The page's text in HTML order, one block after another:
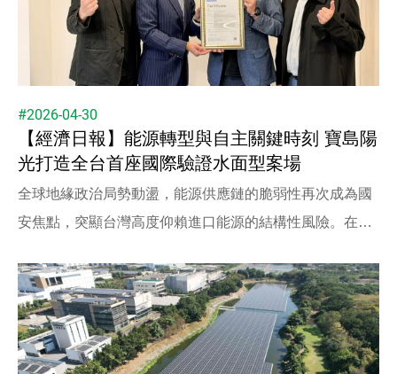
#2026-04-30
【經濟日報】能源轉型與自主關鍵時刻 寶島陽
光打造全台首座國際驗證水面型案場
全球地緣政治局勢動盪，能源供應鏈的脆弱性再次成為國
安焦點，突顯台灣高度仰賴進口能源的結構性風險。在能
標準與社會信任。如何透過國際規範建立產業高度，成為
再生能源能否持續推動的核心課題。